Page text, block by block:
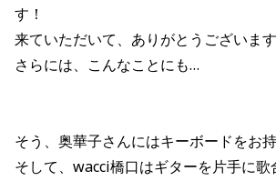
す！
来ていただいて、ありがとうございます
さらには、こんなことにも…
そう、奥華子さんにはキーボードをお
そして、wacci橋口はギターを片手に歌